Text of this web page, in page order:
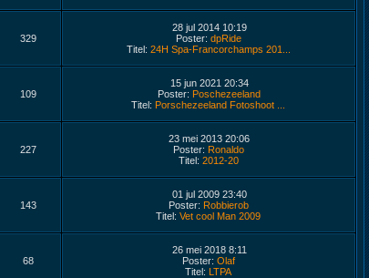
329
28 jul 2014 10:19
Poster: dpRide
Titel: 24H Spa-Francorchamps 201...
109
15 jun 2021 20:34
Poster: Poschezeeland
Titel: Porschezeeland Fotoshoot ...
227
23 mei 2013 20:06
Poster: Ronaldo
Titel: 2012-20
143
01 jul 2009 23:40
Poster: Robbierob
Titel: Vet cool Man 2009
68
26 mei 2018 8:11
Poster: Olaf
Titel: LTPA